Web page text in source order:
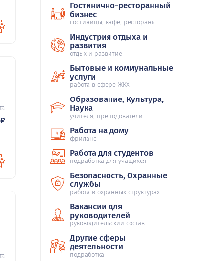
₽
Гостинично-ресторанный
бизнес
гостиницы, кафе, рестораны
Индустрия отдыха и
развития
отдых и развитие
Бытовые и коммунальные
услуги
работа в сфере ЖКХ
Образование, Культура,
Наука
учителя, преподователи
Работа на дому
фриланс
Работа для студентов
подработка для учащихся
Безопасность, Охранные
службы
работа в охранных структурах
Вакансии для
руководителей
руководительский состав
Другие сферы
деятельности
подработка